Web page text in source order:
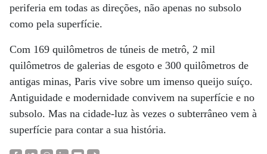
periferia em todas as direções, não apenas no subsolo
como pela superfície.
Com 169 quilômetros de túneis de metrô, 2 mil
quilômetros de galerias de esgoto e 300 quilômetros de
antigas minas, Paris vive sobre um imenso queijo suíço.
Antiguidade e modernidade convivem na superfície e no
subsolo. Mas na cidade-luz às vezes o subterrâneo vem à
superfície para contar a sua história.